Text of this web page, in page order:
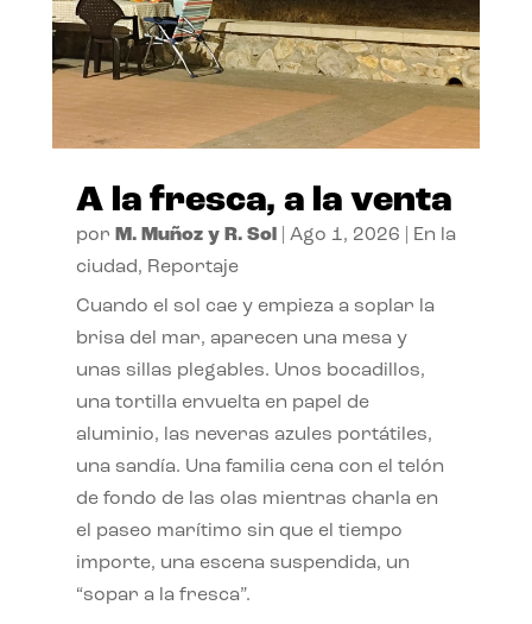
A la fresca, a la venta
por M. Muñoz y R. Sol| Ago 1, 2026
En la
ciudad, Reportaje
Cuando el sol cae y empieza a soplar la
brisa del mar, aparecen una mesa y
unas sillas plegables. Unos bocadillos,
una tortilla envuelta en papel de
aluminio, las neveras azules portátiles,
una sandía. Una familia cena con el telón
de fondo de las olas mientras charla en
el paseo marítimo sin que el tiempo
importe, una escena suspendida, un
“sopar a la fresca”.